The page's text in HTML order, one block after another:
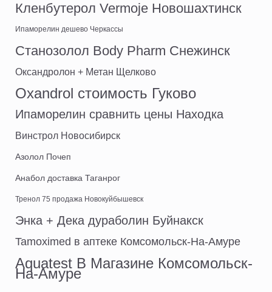
Кленбутерол Vermoje Новошахтинск
Ипаморелин дешево Черкассы
Станозолол Body Pharm Снежинск
Оксандролон + Метан Щелково
Oxandrol стоимость Гуково
Ипаморелин сравнить цены Находка
Винстрол Новосибирск
Азолол Почеп
Анабол доставка Таганрог
Тренол 75 продажа Новокуйбышевск
Энка + Дека дураболин Буйнакск
Tamoximed в аптеке Комсомольск-На-Амуре
Aquatest В Магазине Комсомольск-
На-Амуре